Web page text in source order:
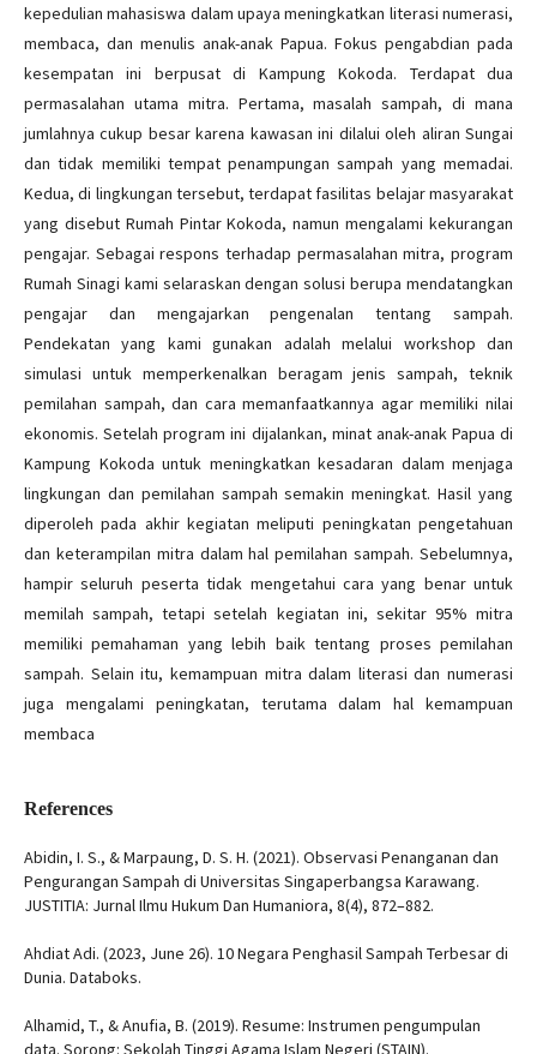
kepedulian mahasiswa dalam upaya meningkatkan literasi numerasi,
membaca, dan menulis anak-anak Papua. Fokus pengabdian pada
kesempatan ini berpusat di Kampung Kokoda. Terdapat dua
permasalahan utama mitra. Pertama, masalah sampah, di mana
jumlahnya cukup besar karena kawasan ini dilalui oleh aliran Sungai
dan tidak memiliki tempat penampungan sampah yang memadai.
Kedua, di lingkungan tersebut, terdapat fasilitas belajar masyarakat
yang disebut Rumah Pintar Kokoda, namun mengalami kekurangan
pengajar. Sebagai respons terhadap permasalahan mitra, program
Rumah Sinagi kami selaraskan dengan solusi berupa mendatangkan
pengajar dan mengajarkan pengenalan tentang sampah.
Pendekatan yang kami gunakan adalah melalui workshop dan
simulasi untuk memperkenalkan beragam jenis sampah, teknik
pemilahan sampah, dan cara memanfaatkannya agar memiliki nilai
ekonomis. Setelah program ini dijalankan, minat anak-anak Papua di
Kampung Kokoda untuk meningkatkan kesadaran dalam menjaga
lingkungan dan pemilahan sampah semakin meningkat. Hasil yang
diperoleh pada akhir kegiatan meliputi peningkatan pengetahuan
dan keterampilan mitra dalam hal pemilahan sampah. Sebelumnya,
hampir seluruh peserta tidak mengetahui cara yang benar untuk
memilah sampah, tetapi setelah kegiatan ini, sekitar 95% mitra
memiliki pemahaman yang lebih baik tentang proses pemilahan
sampah. Selain itu, kemampuan mitra dalam literasi dan numerasi
juga mengalami peningkatan, terutama dalam hal kemampuan
membaca
References
Abidin, I. S., & Marpaung, D. S. H. (2021). Observasi Penanganan dan
Pengurangan Sampah di Universitas Singaperbangsa Karawang.
JUSTITIA: Jurnal Ilmu Hukum Dan Humaniora, 8(4), 872–882.
Ahdiat Adi. (2023, June 26). 10 Negara Penghasil Sampah Terbesar di
Dunia. Databoks.
Alhamid, T., & Anufia, B. (2019). Resume: Instrumen pengumpulan
data. Sorong: Sekolah Tinggi Agama Islam Negeri (STAIN).